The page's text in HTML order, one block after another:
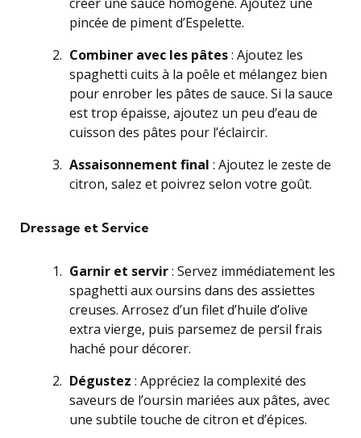
pincée de piment d’Espelette.
Combiner avec les pâtes: Ajoutez les
spaghetti cuits à la poêle et mélangez bien
pour enrober les pâtes de sauce. Si la sauce
est trop épaisse, ajoutez un peu d’eau de
cuisson des pâtes pour l’éclaircir.
Assaisonnement final : Ajoutez le zeste de
citron, salez et poivrez selon votre goût.
Dressage et Service
Garnir et servir: Servez immédiatement les
spaghetti aux oursins dans des assiettes
creuses. Arrosez d’un filet d’huile d’olive
extra vierge, puis parsemez de persil frais
haché pour décorer.
Dégustez : Appréciez la complexité des
saveurs de l’oursin mariées aux pâtes, avec
une subtile touche de citron et d’épices.